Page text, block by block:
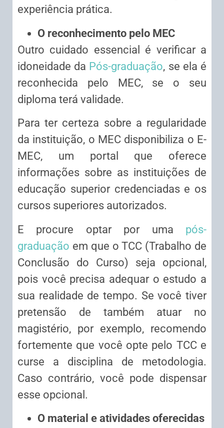
experiência prática.
O reconhecimento pelo MEC
Outro cuidado essencial é verificar a
idoneidade da Pós-graduação, se ela é
reconhecida pelo MEC, se o seu
diploma terá validade.
Para ter certeza sobre a regularidade
da instituição, o MEC disponibiliza o E-
MEC, um portal que oferece
informações sobre as instituições de
educação superior credenciadas e os
cursos superiores autorizados.
E procure optar por uma pós-
graduação em que o TCC (Trabalho de
Conclusão do Curso) seja opcional,
pois você precisa adequar o estudo a
sua realidade de tempo. Se você tiver
pretensão de também atuar no
magistério, por exemplo, recomendo
fortemente que você opte pelo TCC e
curse a disciplina de metodologia.
Caso contrário, você pode dispensar
esse opcional.
O material e atividades oferecidas